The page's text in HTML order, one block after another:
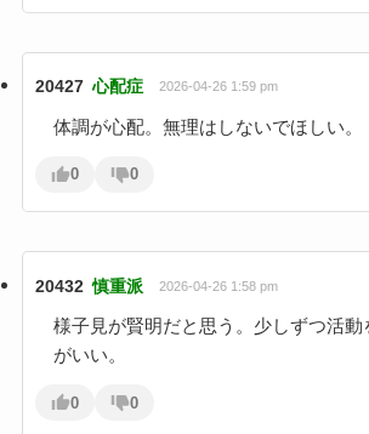
20427 心配症 2026-04-26 1:59 pm
体調が心配。無理はしないでほしい。
0 0
20432 慎重派 2026-04-26 1:58 pm
様子見が賢明だと思う。少しずつ活
がいい。
0 0